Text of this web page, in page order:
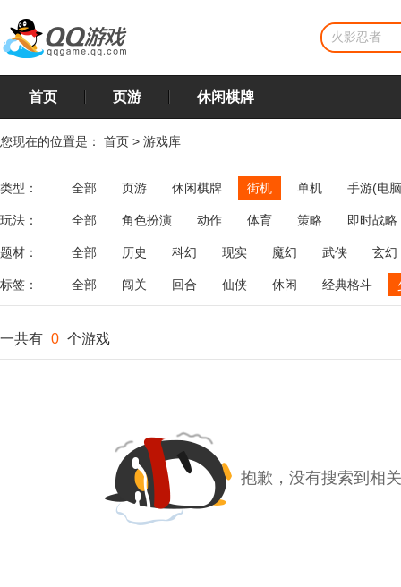
首页 页游 休闲棋牌
您现在的位置是： 首页 > 游戏库
类型： 全部 页游 休闲棋牌 街机 单机 手游(电
玩法： 全部 角色扮演 动作 体育 策略
即时战略
飞行
恋爱 第三人称射击 棋类 牌类 麻将
题材： 全部 历史 科幻 现实 魔幻 武侠 玄幻
标签： 全部 闯关 回合 仙侠 休闲 经典格斗
一共有 0 个游戏
抱歉，没有搜索到相